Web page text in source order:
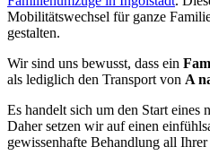
Mobilitätswechsel für ganze
gestalten.
Wir sind uns bewusst, dass ein
als lediglich den Transport von A
Es handelt sich um den Start eines
Daher setzen wir auf einen
gewissenhafte Behandlung all